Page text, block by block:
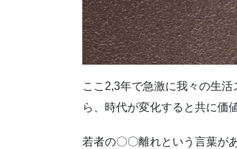
ここ2,3年で急激に我々の生
ら、時代が変化すると共に価
若者の〇〇離れという言葉が